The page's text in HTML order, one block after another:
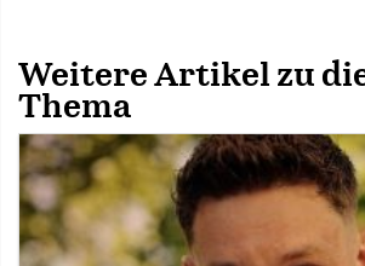
Weitere Artikel zu
Thema